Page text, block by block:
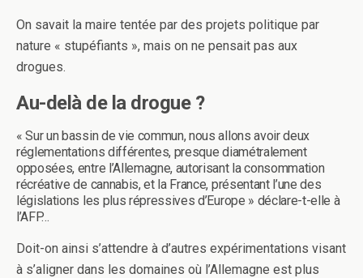
On savait la maire tentée par des projets politique par
nature « stupéfiants », mais on ne pensait pas aux
drogues.
Au-delà de la drogue ?
« Sur un bassin de vie commun, nous allons avoir deux
réglementations différentes, presque diamétralement
opposées, entre l’Allemagne, autorisant la consommation
récréative de cannabis, et la France, présentant l’une des
législations les plus répressives d’Europe » déclare-t-elle à
l’AFP…
Doit-on ainsi s’attendre à d’autres expérimentations visant
à s’aligner dans les domaines où l’Allemagne est plus